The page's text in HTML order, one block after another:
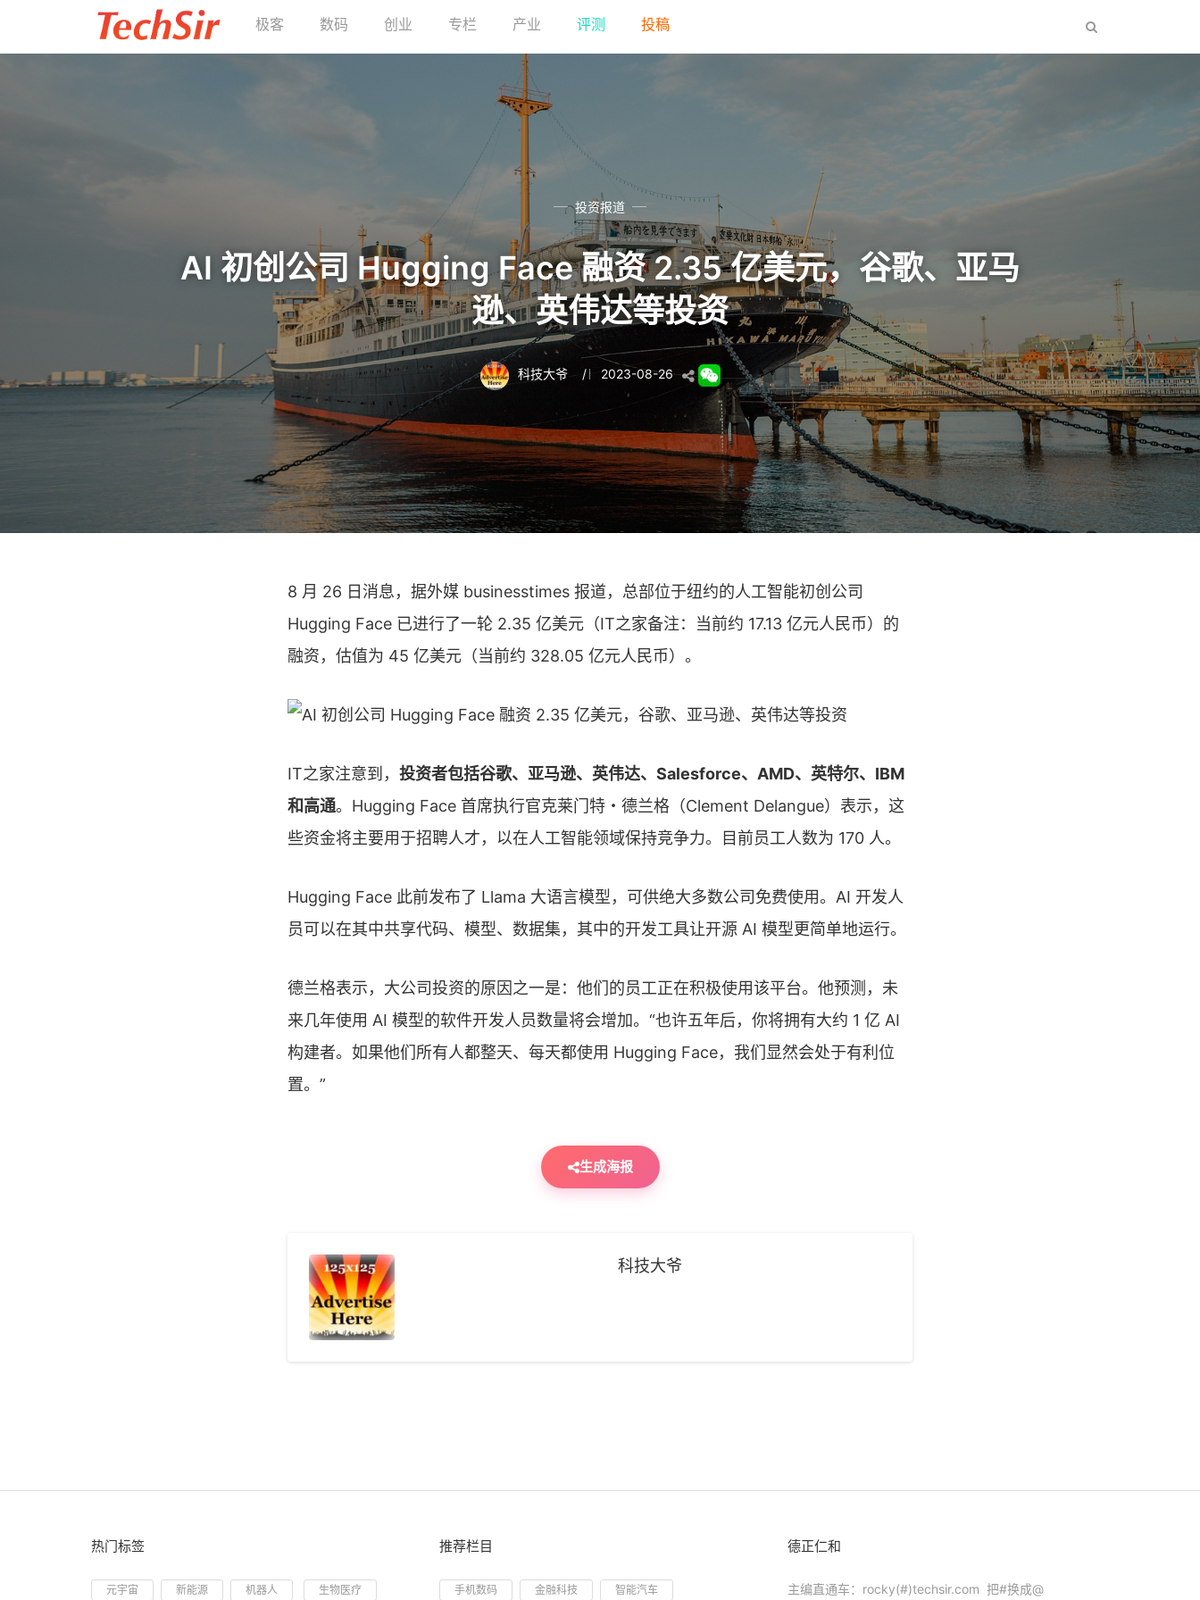
极客 数码 创业 专栏 产业 评测 投稿
投资报道
AI 初创公司 Hugging Face 融资 2.35 亿美元，谷歌、亚马
逊、英伟达等投资
科技大爷 / 2023-08-26
8 月 26 日消息，据外媒 businesstimes 报道，总部位于纽约的人工智能初创公司
Hugging Face 已进行了一轮 2.35 亿美元（IT之家备注：当前约 17.13 亿元人民币）的
融资，估值为 45 亿美元（当前约 328.05 亿元人民币）。
IT之家注意到， 投资者包括谷歌、亚马逊、英伟达、Salesforce、AMD、英特尔、IBM
和高通。Hugging Face 首席执行官克莱门特・德兰格（Clement Delangue）表示，这
些资金将主要用于招聘人才，以在人工智能领域保持竞争力。目前员工人数为 170 人。
Hugging Face 此前发布了 Llama 大语言模型，可供绝大多数公司免费使用。AI 开发人
员可以在其中共享代码、模型、数据集，其中的开发工具让开源 AI 模型更简单地运行。
德兰格表示，大公司投资的原因之一是：他们的员工正在积极使用该平台。他预测，未
来几年使用 AI 模型的软件开发人员数量将会增加。“也许五年后，你将拥有大约 1 亿 AI
构建者。如果他们所有人都整天、每天都使用 Hugging Face，我们显然会处于有利位
置。”
生成海报
科技大爷
热门标签
元宇宙 新能源 机器人 生物医疗
推荐栏目
手机数码 金融科技 智能汽车
德正仁和
主编直通车：rocky(#)techsir.com 把#换成@